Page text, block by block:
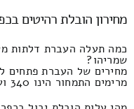
מחירון הובלת רהיטים
כמה תעלה העברת דלתות
שמריהו?
מחירים של העברת פתחים
מרימים התמחור הינו 340 ועד 190 שקלים חדשים.